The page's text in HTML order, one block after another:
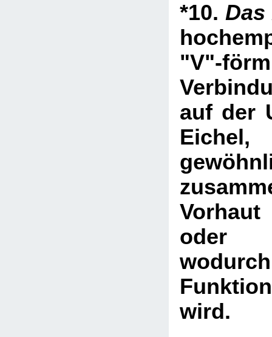
*10. Das
"V"-
auf der
oder
wird.